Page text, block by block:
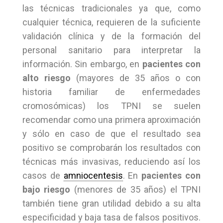
las técnicas tradicionales ya que, como
cualquier técnica, requieren de la suficiente
validación clínica y de la formación del
personal sanitario para interpretar la
información. Sin embargo, en pacientes con
alto riesgo (mayores de 35 años o con
historia familiar de enfermedades
cromosómicas) los TPNI se suelen
recomendar como una primera aproximación
y sólo en caso de que el resultado sea
positivo se comprobarán los resultados con
técnicas más invasivas, reduciendo así los
casos de amniocentesis. En pacientes con
bajo riesgo (menores de 35 años) el TPNI
también tiene gran utilidad debido a su alta
especificidad y baja tasa de falsos positivos.